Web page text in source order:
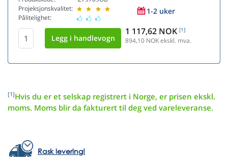
Projeksjonskvalitet:
Pålitelighet:
1-2 uker
1 117,62 NOK [1]
894,10 NOK ekskl. mva.
[1]Hvis du er et selskap registrert i Norge, er prisen ekskl.
moms. Moms blir da fakturert til deg ved vareleveranse.
Rask levering!